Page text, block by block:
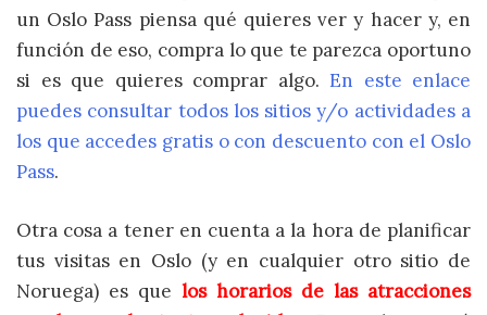
un Oslo Pass piensa qué quieres ver y hacer y, en
función de eso, compra lo que te parezca oportuno
si es que quieres comprar algo. En este enlace
puedes consultar todos los sitios y/o actividades a
los que accedes gratis o con descuento con el Oslo
Pass.
Otra cosa a tener en cuenta a la hora de planificar
tus visitas en Oslo (y en cualquier otro sitio de
Noruega) es que los horarios de las atracciones